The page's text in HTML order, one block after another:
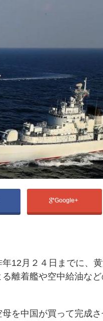
Google+
12月２４日までに、
離着艦や空中給油な
を中国が買って完成